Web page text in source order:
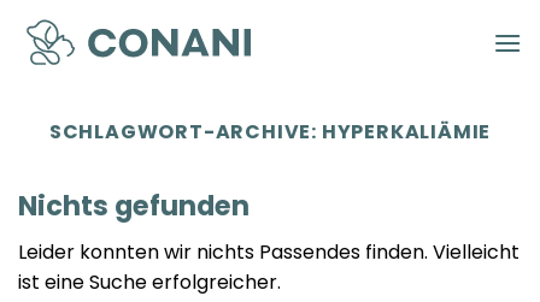
Zum
Inhalt
springen
SCHLAGWORT-ARCHIVE: HYPERKALIÄMIE
Nichts gefunden
Leider konnten wir nichts Passendes finden. Vielleicht
ist eine Suche erfolgreicher.